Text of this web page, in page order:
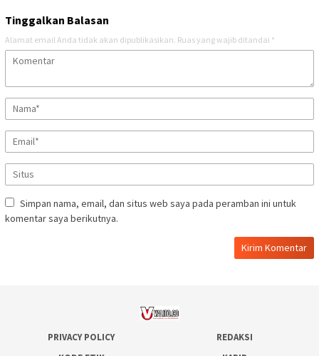
Tinggalkan Balasan
Alamat email Anda tidak akan dipublikasikan. Ruas yang wajib ditandai *
Simpan nama, email, dan situs web saya pada peramban ini untuk
komentar saya berikutnya.
PRIVACY POLICY
REDAKSI